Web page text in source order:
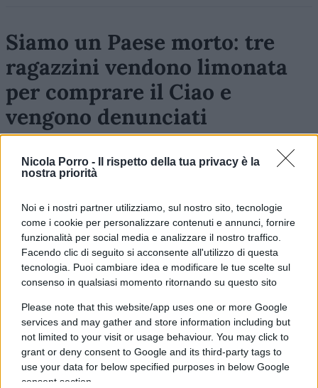
Nicola Porro -
Il rispetto della tua privacy è la
nostra priorità
Noi e i nostri partner utilizziamo, sul nostro sito, tecnologie
come i cookie per personalizzare contenuti e annunci, fornire
funzionalità per social media e analizzare il nostro traffico.
Facendo clic di seguito si acconsente all'utilizzo di questa
tecnologia. Puoi cambiare idea e modificare le tue scelte sul
consenso in qualsiasi momento ritornando su questo sito
Please note that this website/app uses one or more Google
services and may gather and store information including but
not limited to your visit or usage behaviour. You may click to
grant or deny consent to Google and its third-party tags to
use your data for below specified purposes in below Google
consent section.
Siamo un Paese morto: tre
ragazzini vendono limonata
per comprare il Ciao e
vengono denunciati
Il sogno di tre amici: comprarsi un motorino. Ma
un solerte cittadino li segnala alla polizia. Un
esempio di libertà ucciso da regole e burocrazia
diAlessandro Bonelli
7 Agosto 2026, 9:30
3.6k